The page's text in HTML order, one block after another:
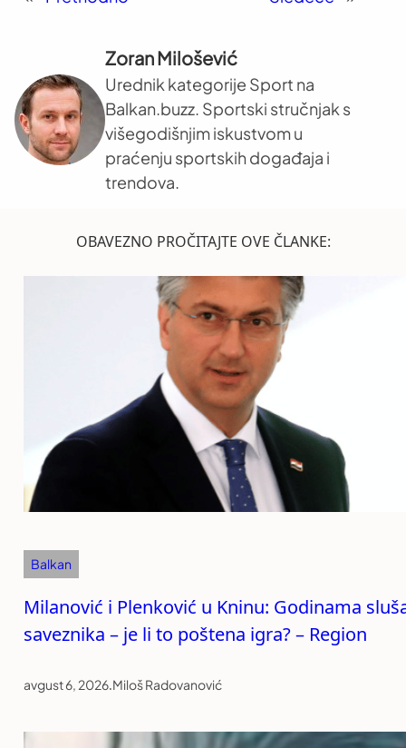
Zoran Milošević
Urednik kategorije Sport na
Balkan.buzz. Sportski stručnjak s
višegodišnjim iskustvom u
praćenju sportskih događaja i
trendova.
OBAVEZNO PROČITAJTE OVE ČLANKE:
Balkan
Milanović i Plenković u Kninu: Godinama
saveznika – je li to poštena igra? – Region
avgust 6, 2026.Miloš Radovanović